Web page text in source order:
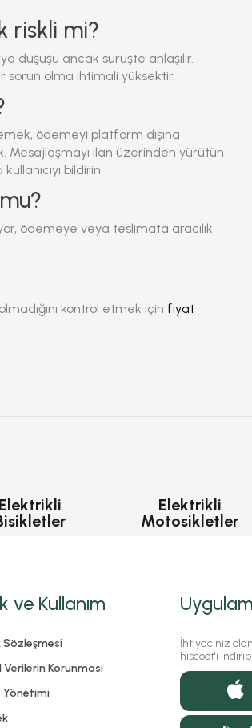
riskli mi?
düşüşü ancak sürüşte anlaşılır.
sorun olma ihtimali yüksektir.
ödemeyi platform dışına
Mesajlaşmayı ilan üzerinden yürütün
bildirin.
ödemeye veya teslimata aracılık
kontrol etmek için fiyat
Elektrikli
Elektrikli
Motosikletler
ve Kullanım
Sözleşmesi
Verilerin Korunması
Yönetimi
İhtiyacınız
hiscoot'ı